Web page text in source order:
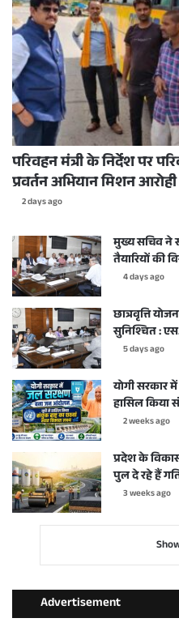
परिवहन मंत्री के निर्देश पर
प्रवर्तन अभियान मिशन आरोही
2 days ago
मुख्य सचिव ने
तैयारियों की
4 days ago
छात्रवृत्ति
सुनिश्चित :
5 days ago
योगी सरकार
हासिल किया
2 weeks ago
प्रदेश के
पुल दे रहे हैं
3 weeks ago
Advertisement